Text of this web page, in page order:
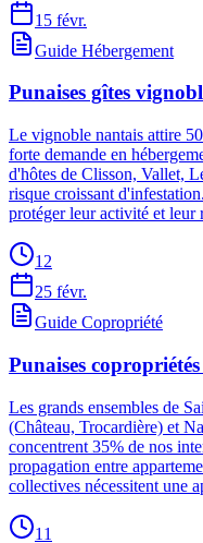
15 févr.
Guide Hébergement
Punaises gîtes
Le vignoble nantais attire
forte demande en
d'hôtes de Clisson, Vallet,
risque croissant
protéger leur activité et leur
12
25 févr.
Guide Copropriété
Punaises
Les grands ensembles de
(Château, Trocardière) et
concentrent 35% de nos
propagation entre
collectives nécessitent une
11